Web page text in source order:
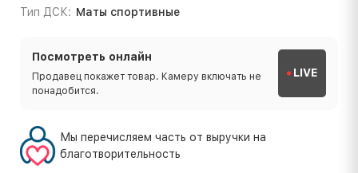
Тип ДСК: Маты спортивные
Посмотреть онлайн
Продавец покажет товар. Камеру включать не
понадобится.
LIVE
Мы перечисляем часть от выручки на
благотворительность